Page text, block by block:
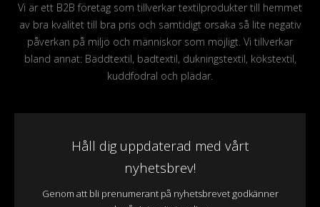
Vi är ett B2B företag som tillverkar textilprodukter till hemmet
av bra kvalitet till bra pris och samtidigt orsaka så lite negativ
påverkan på miljö och människor som möjligt. Vi tillverkar
bland annat: Bäddtextil, badtextil, dukningstextil, kökstextil,
kuddfodral och plädar.
Håll dig uppdaterad med vårt
nyhetsbrev!
Genom att bli prenumerant på nyhetsbrevet godkänner